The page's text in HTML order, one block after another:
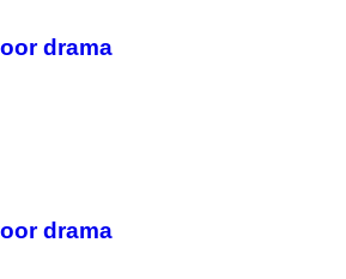
drama
drama